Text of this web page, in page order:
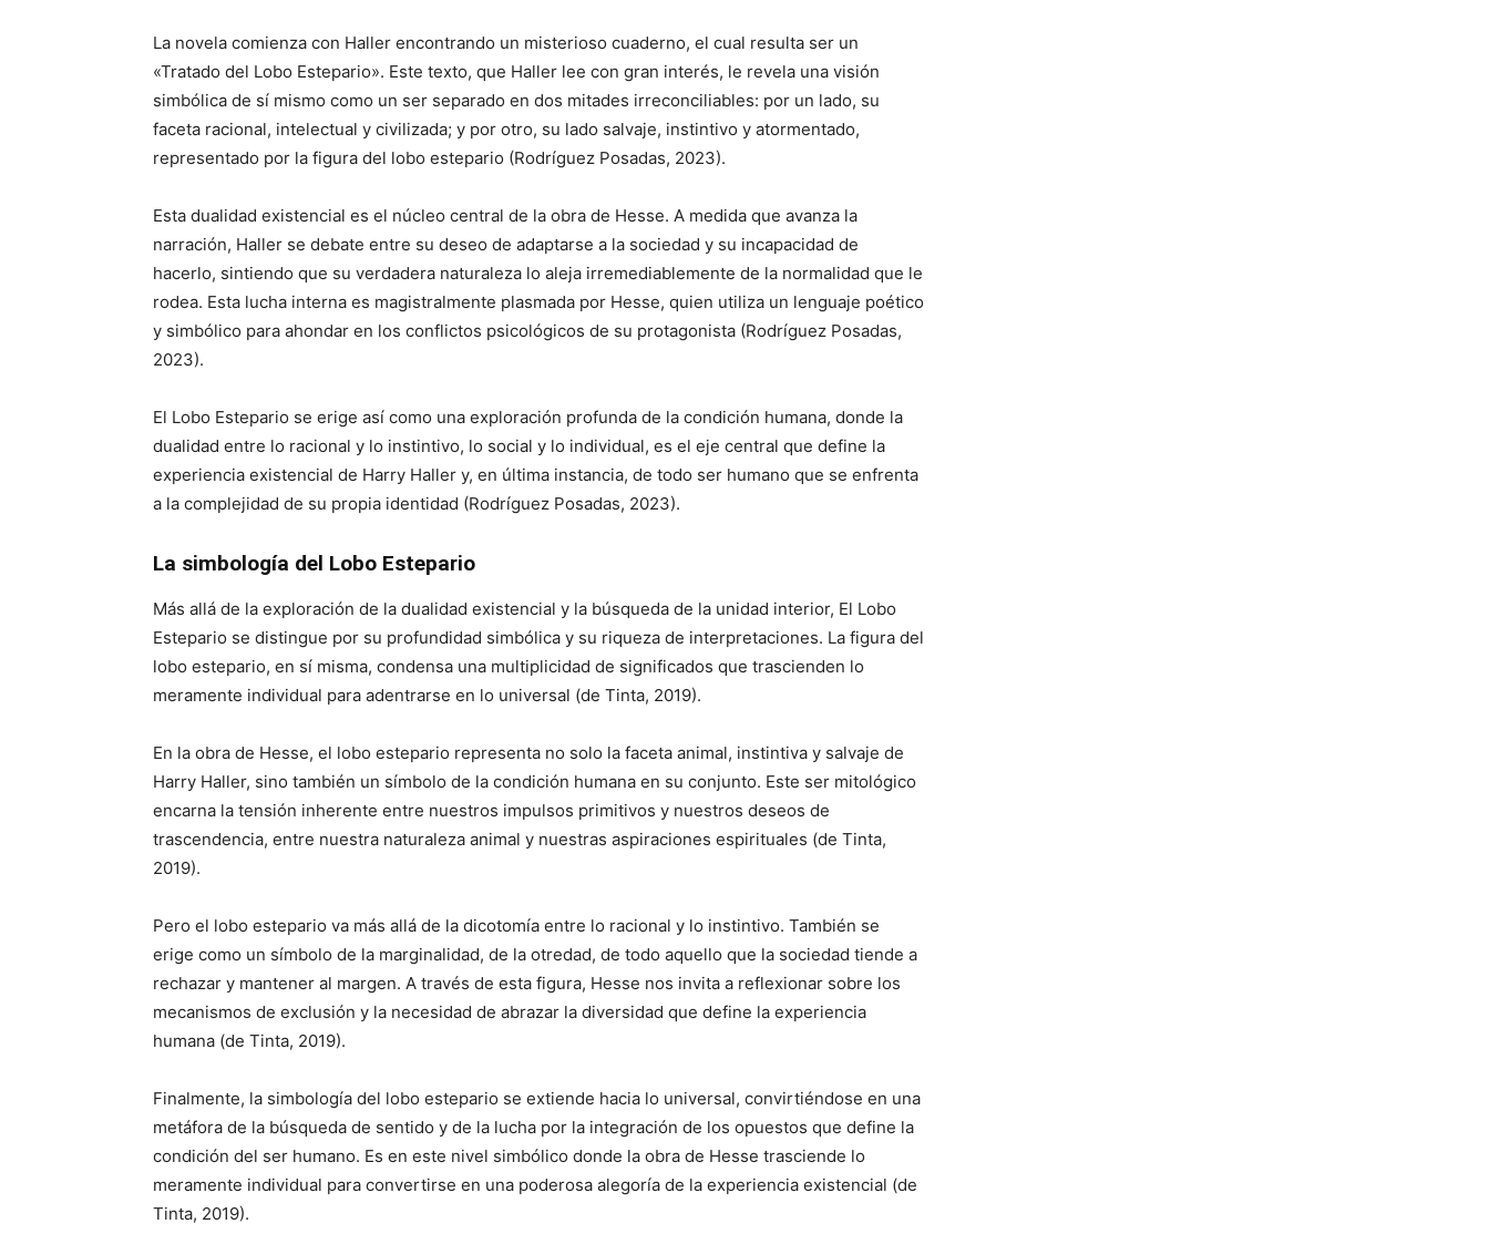
La novela comienza con Haller encontrando un misterioso cuaderno, el cual resulta ser un
«Tratado del Lobo Estepario». Este texto, que Haller lee con gran interés, le revela una visión
simbólica de sí mismo como un ser separado en dos mitades irreconciliables: por un lado, su
faceta racional, intelectual y civilizada; y por otro, su lado salvaje, instintivo y atormentado,
representado por la figura del lobo estepario (Rodríguez Posadas, 2023).
Esta dualidad existencial es el núcleo central de la obra de Hesse. A medida que avanza la
narración, Haller se debate entre su deseo de adaptarse a la sociedad y su incapacidad de
hacerlo, sintiendo que su verdadera naturaleza lo aleja irremediablemente de la normalidad que le
rodea. Esta lucha interna es magistralmente plasmada por Hesse, quien utiliza un lenguaje poético
y simbólico para ahondar en los conflictos psicológicos de su protagonista (Rodríguez Posadas,
2023).
El Lobo Estepario se erige así como una exploración profunda de la condición humana, donde la
dualidad entre lo racional y lo instintivo, lo social y lo individual, es el eje central que define la
experiencia existencial de Harry Haller y, en última instancia, de todo ser humano que se enfrenta
a la complejidad de su propia identidad (Rodríguez Posadas, 2023).
La simbología del Lobo Estepario
Más allá de la exploración de la dualidad existencial y la búsqueda de la unidad interior, El Lobo
Estepario se distingue por su profundidad simbólica y su riqueza de interpretaciones. La figura del
lobo estepario, en sí misma, condensa una multiplicidad de significados que trascienden lo
meramente individual para adentrarse en lo universal (de Tinta, 2019).
En la obra de Hesse, el lobo estepario representa no solo la faceta animal, instintiva y salvaje de
Harry Haller, sino también un símbolo de la condición humana en su conjunto. Este ser mitológico
encarna la tensión inherente entre nuestros impulsos primitivos y nuestros deseos de
trascendencia, entre nuestra naturaleza animal y nuestras aspiraciones espirituales (de Tinta,
2019).
Pero el lobo estepario va más allá de la dicotomía entre lo racional y lo instintivo. También se
erige como un símbolo de la marginalidad, de la otredad, de todo aquello que la sociedad tiende a
rechazar y mantener al margen. A través de esta figura, Hesse nos invita a reflexionar sobre los
mecanismos de exclusión y la necesidad de abrazar la diversidad que define la experiencia
humana (de Tinta, 2019).
Finalmente, la simbología del lobo estepario se extiende hacia lo universal, convirtiéndose en una
metáfora de la búsqueda de sentido y de la lucha por la integración de los opuestos que define la
condición del ser humano. Es en este nivel simbólico donde la obra de Hesse trasciende lo
meramente individual para convertirse en una poderosa alegoría de la experiencia existencial (de
Tinta, 2019).